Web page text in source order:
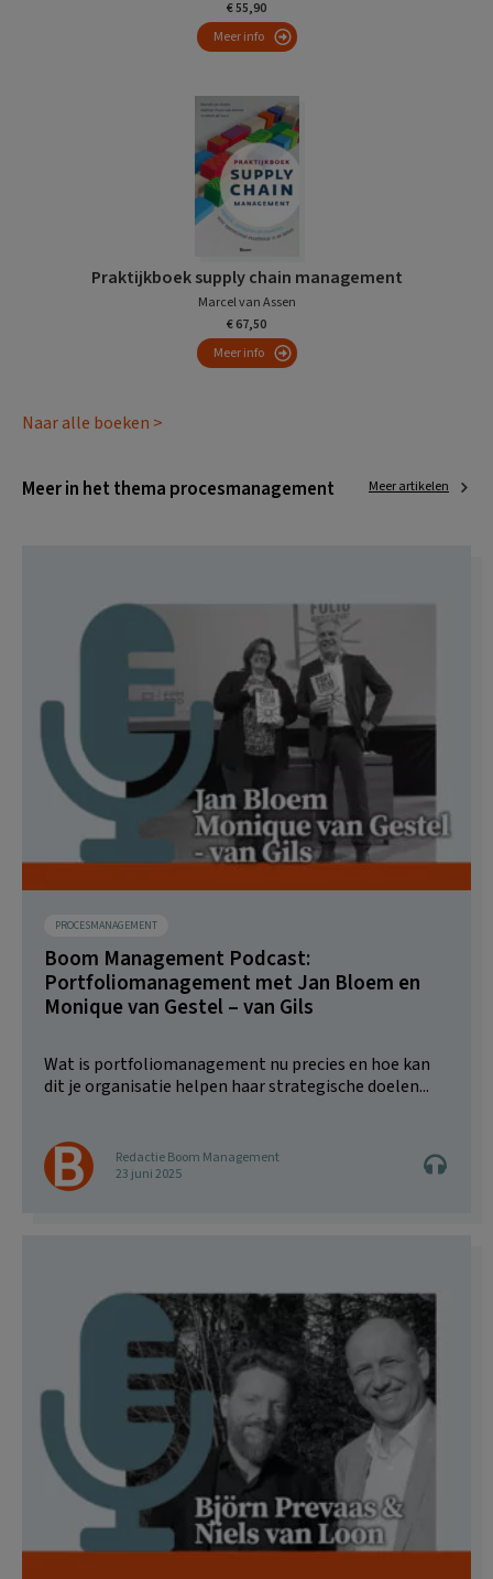
€ 55,90
Meer info
Praktijkboek supply chain management
Marcel van Assen
€ 67,50
Meer info
Naar alle boeken >
Meer in het thema procesmanagement Meer artikelen
PROCESMANAGEMENT
Boom Management Podcast:
Portfoliomanagement met Jan Bloem en
Monique van Gestel – van Gils
Wat is portfoliomanagement nu precies en hoe kan
dit je organisatie helpen haar strategische doelen...
Redactie Boom Management
23 juni 2025